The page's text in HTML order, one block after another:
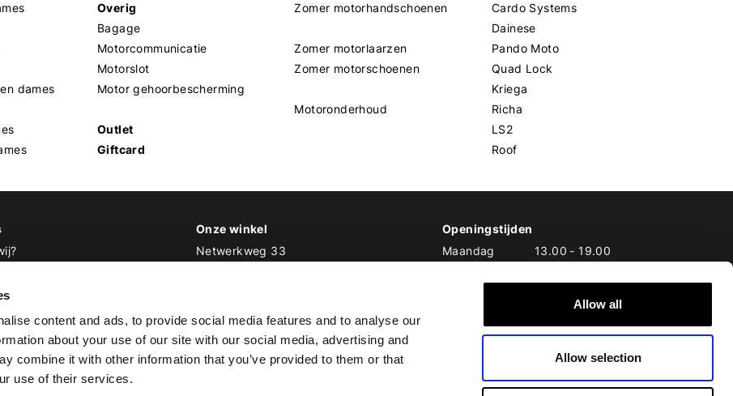
content and ads, to provide social media features and to analyse our
about your use of our site with our social media, advertising and
combine it with other information that you’ve provided to them or that
use of their services.
Allow all
Allow selection
dames
Overig
Bagage
Motorcommunicatie
Motorslot
Motor gehoorbescherming
Outlet
Giftcard
Zomer motorhandschoenen
Zomer motorlaarzen
Zomer motorschoenen
Motoronderhoud
Cardo Systems
Dainese
Pando Moto
Quad Lock
Kriega
Richa
LS2
Roof
Biker Outfit
Onze winkel
Netwerkweg 33
T 020 493 03 67
Openingstijden
Maandag
13.00 - 19.00
Woensdag
10.00-19.00
-20.00
Zaterdag
10.00-17.00
10.00-17.00